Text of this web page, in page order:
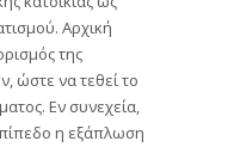
Αρχική
της
ώστε να τεθεί το
Εν συνεχεία,
η εξάπλωση